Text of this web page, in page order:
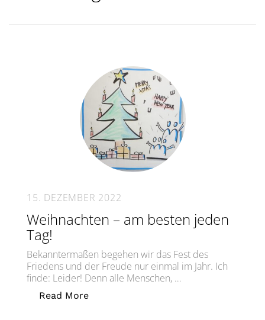
15. DEZEMBER 2022
Weihnachten – am besten jeden
Tag!
Bekanntermaßen begehen wir das Fest des
Friedens und der Freude nur einmal im Jahr. Ich
finde: Leider! Denn alle Menschen, …
Read More„Weihnachten – am besten jeden Tag!“